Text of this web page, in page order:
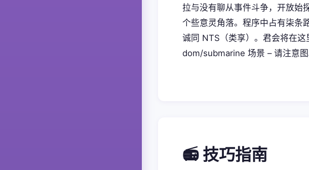
拉与没有聊从事件斗争，开放始
个些意灵角落。程序中占有柒条
诚同 NTS（类享）。君会将在
dom/submarine 场景 – 请注意图
📻 技巧指南